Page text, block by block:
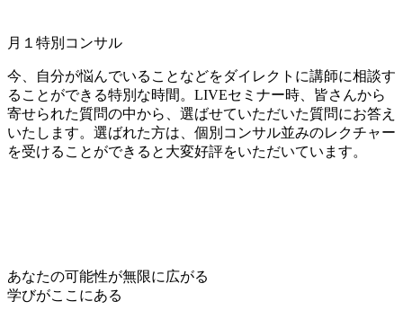
月１特別コンサル
今、自分が悩んでいることなどをダイレクトに講師に相談す
ることができる特別な時間。LIVEセミナー時、皆さんから
寄せられた質問の中から、選ばせていただいた質問にお答え
いたします。選ばれた方は、 個別コンサル並みのレクチャー
を受けることができると大変好評をいただいています。
あなたの可能性が無限に広がる
学びがここにある